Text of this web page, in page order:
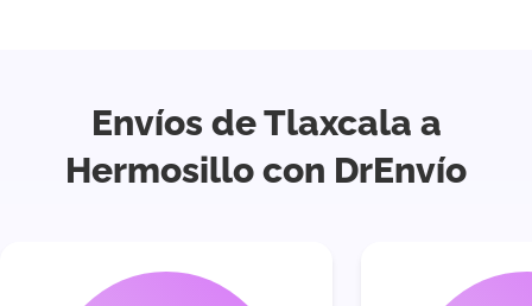
Envíos de Tlaxcala a
Hermosillo con DrEnvío